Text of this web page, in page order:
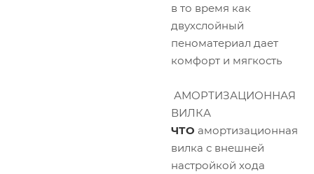
в то время как
двухслойный
пеноматериал дает
комфорт и мягкость
АМОРТИЗАЦИОННАЯ
ВИЛКА
ЧТО амортизационная
вилка с внешней
настройкой хода